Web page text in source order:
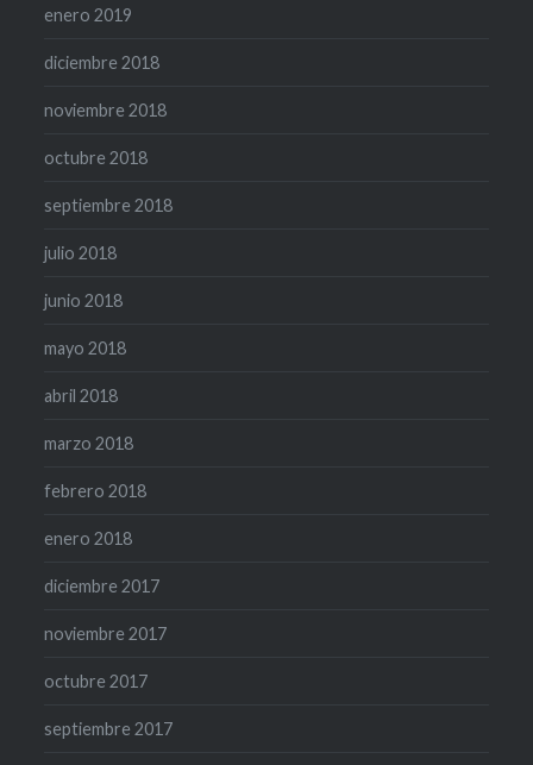
enero 2019
diciembre 2018
noviembre 2018
octubre 2018
septiembre 2018
julio 2018
junio 2018
mayo 2018
abril 2018
marzo 2018
febrero 2018
enero 2018
diciembre 2017
noviembre 2017
octubre 2017
septiembre 2017